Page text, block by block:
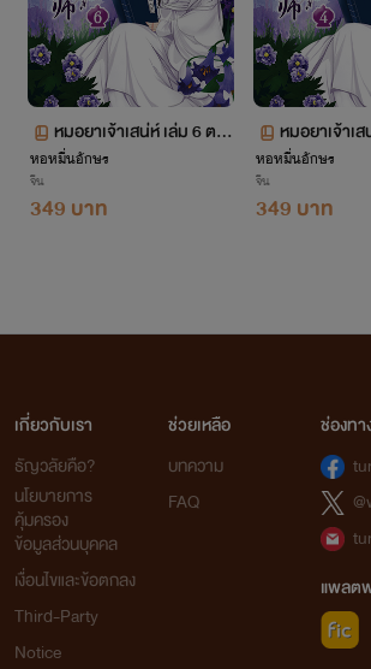
นิยายทุกเรื่องที่อยู่ในโปรเจกต์หอหมื่นอักษรเราเป็นนิยายที่เก๋
มาอย่างเต็มความสามารถโดยผ่านการเรียบเรียงและกลั่นกรองด้วยควา
ให้นายท่านได้รับความเพลิดเพลินอย่างถึงที่สุด
เก๋อเก๋อหวังเป็นอย่างยิ่งว่านิยายของเราจะเติมเต็มความปร
อย่างพึงพอใจ และเชื่อมั่นว่านายท่านจะสนับสนุนนิยายของเราอย่างถู
การคัดสรรนิยายเรื่องอื่นๆ ของเราต่อไปในอนาคต
เก๋อเก๋อ แห่งหอหมื่นอักษร
หมอยาเจ้าเสน่ห์ เล่ม 6 ตอ
นที่ 1192-1394
หอหมื่นอักษร
จีน
349 บาท
หมอยาเจ้าเ
นที่ 731-1003
หอหมื่นอักษร
จีน
349 บาท
เกี่ยวกับเรา
ธัญวลัยคือ?
นโยบายการ
คุ้มครอง
ข้อมูลส่วนบุคคล
เงื่อนไขและข้อตกลง
Third-Party
Notice
ช่วยเหลือ
บทความ
FAQ
ช่องท
แพลต